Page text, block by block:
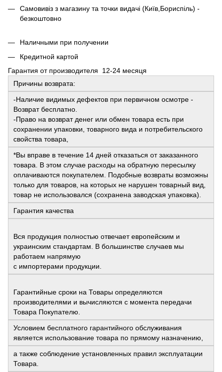
Самовивіз з магазину та точки видачі (Київ,Бориспіль) -
безкоштовно
Наличными при получении
Кредитной картой
Гарантия от производителя 12-24 месяця
Причины возврата:
-Наличие видимых дефектов при первичном осмотре -
Возврат бесплатно.
-Право на возврат денег или обмен товара есть при
сохранении упаковки, товарного вида и потребительского
свойства товара,
*Вы вправе в течение 14 дней отказаться от заказанного
товара. В этом случае расходы на обратную пересылку
оплачиваются покупателем. Подобные возвраты возможны
только для товаров, на которых не нарушен товарный вид,
товар не использовался (сохранена заводская упаковка).
Гарантия качества
Вся продукция полностью отвечает европейским и
украинским стандартам. В большинстве случаев мы
работаем напрямую
с импортерами продукции.
Гарантийные сроки на Товары определяются
производителями и вычисляются с момента передачи
Товара Покупателю.
Условием бесплатного гарантийного обслуживания
является использование товара по прямому назначению,
а также соблюдение установленных правил эксплуатации
Товара.